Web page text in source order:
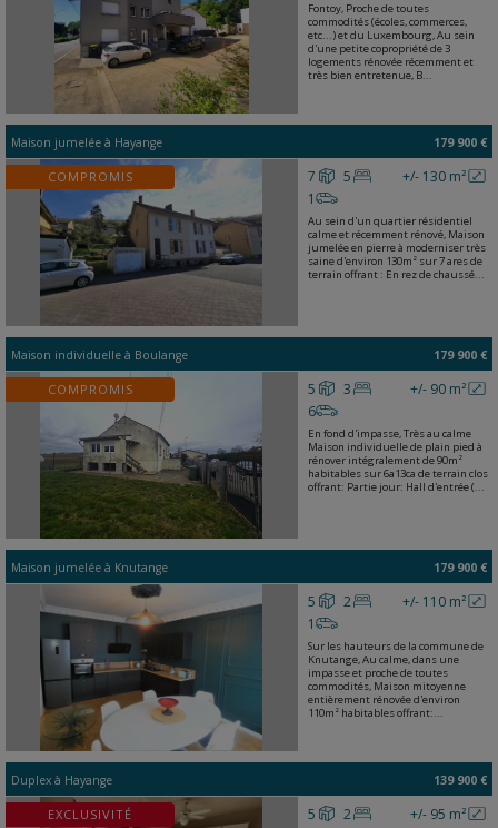
Fontoy, Proche de toutes
commodités (écoles, commerces,
etc...) et du Luxembourg, Au sein
d'une petite copropriété de 3
logements rénovée récemment et
très bien entretenue, B...
Maison jumelée à Hayange 179 900 €
COMPROMIS +/- 130 m²
7
5
1
Au sein d'un quartier résidentiel
calme et récemment rénové, Maison
jumelée en pierre à moderniser très
saine d'environ 130m² sur 7 ares de
terrain offrant : En rez de chaussé...
Maison individuelle à Boulange 179 900 €
COMPROMIS +/- 90 m²
5
3
6
En fond d'impasse, Très au calme
Maison individuelle de plain pied à
rénover intégralement de 90m²
habitables sur 6a13ca de terrain clos
offrant: Partie jour: Hall d'entrée (...
Maison jumelée à Knutange 179 900 €
+/- 110 m²
5
2
1
Sur les hauteurs de la commune de
Knutange, Au calme, dans une
impasse et proche de toutes
commodités, Maison mitoyenne
entièrement rénovée d'environ
110m² habitables offrant:...
Duplex à Hayange 139 900 €
EXCLUSIVITÉ +/- 95 m²
5 2